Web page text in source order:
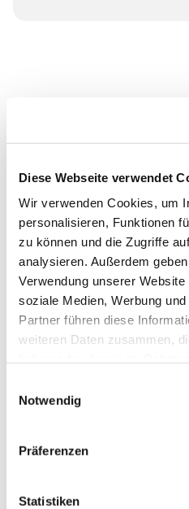
Diese Webseite verwendet
Wir verwenden Cookies, um
personalisieren, Funktionen
zu können und die Zugriffe
analysieren. Außerdem
Verwendung unserer
soziale Medien, Werbung
Partner führen diese
weiteren Daten zusammen,
Notwendig
Präferenzen
Statistiken
Dies